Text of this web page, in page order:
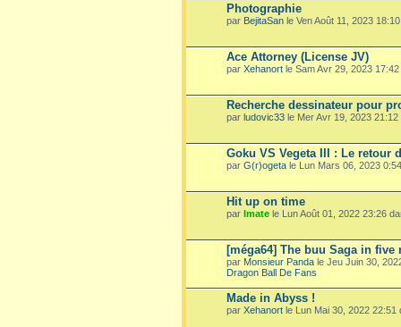
Photographie
par BejitaSan le Ven Août 11, 2023
Ace Attorney (License JV)
par Xehanort le Sam Avr 29, 2023
Recherche dessinateur pour
par ludovic33 le Mer Avr 19, 2023
Goku VS Vegeta III : Le retour
par G(r)ogeta le Lun Mars 06, 2023
Hit up on time
par Imate le Lun Août 01, 2022 23:26
[méga64] The buu Saga in five
par Monsieur Panda le Jeu Juin 30,
Dragon Ball De Fans
Made in Abyss !
par Xehanort le Lun Mai 30, 2022 22:51